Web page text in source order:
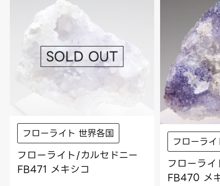
フローライト 世界各国
フローライト/カルセドニー
FB471 メキシコ
フローラ
フローラ
FB470 メ